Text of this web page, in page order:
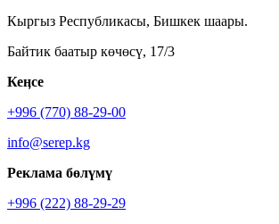
Кыргыз Республикасы, Бишкек шаары.
Байтик баатыр көчөсү, 17/3
Кеӊсе
+996 (770) 88-29-00
info@serep.kg
Реклама бөлүмү
+996 (222) 88-29-29